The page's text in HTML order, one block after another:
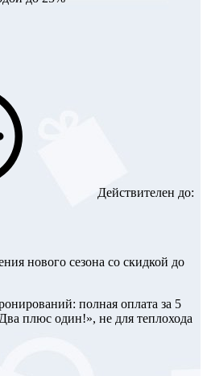
Действителен до:
нового сезона со скидкой до
полная оплата за 5
плюс один!», не для теплохода